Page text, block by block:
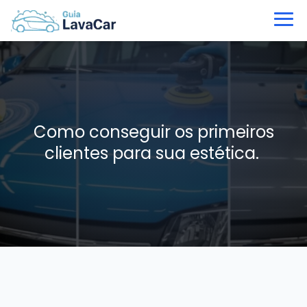
Como conseguir os primeiros
clientes para sua estética.